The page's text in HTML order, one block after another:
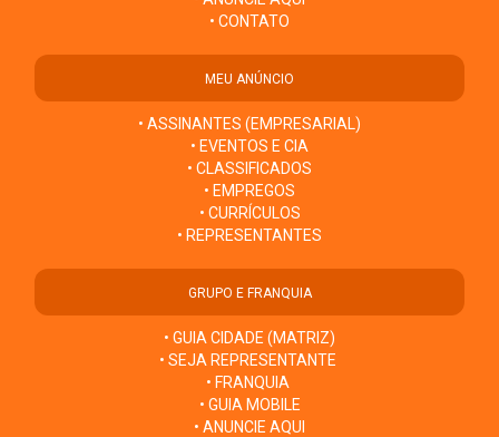
• CONTATO
MEU ANÚNCIO
• ASSINANTES (EMPRESARIAL)
• EVENTOS E CIA
• CLASSIFICADOS
• EMPREGOS
• CURRÍCULOS
• REPRESENTANTES
GRUPO E FRANQUIA
• GUIA CIDADE (MATRIZ)
• SEJA REPRESENTANTE
• FRANQUIA
• GUIA MOBILE
• ANUNCIE AQUI